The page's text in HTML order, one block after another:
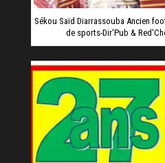
Sékou Saïd Diarrassouba Ancien
de sports-Dir'Pub &